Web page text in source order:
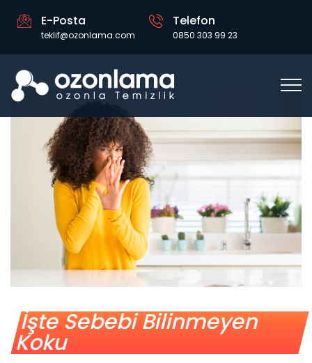
E-Posta
teklif@ozonlama.com
Telefon
0850 303 99 23
İşte Sebebi Bilinmeyen
Koku